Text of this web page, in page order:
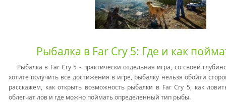
Рыбалка в Far Cry 5: Где и как
Рыбалка в Far Cry 5 - практически отдельная игра, со своей
хотите получить все достижения в игре, рыбалку нельзя обойти
расскажем, как открыть возможность рыбалки в Far Cry 5, как
облегчат лов и где можно поймать определенный тип рыбы.